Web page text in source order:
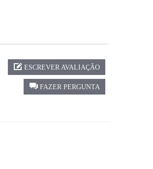
FAZER PERGUNTA
ESCREVER AVALIAÇÃO